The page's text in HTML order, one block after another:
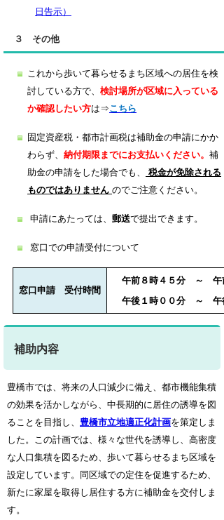
日告示）
３ その他
これから歩いて暮らせるまち区域への居住を検
討している方で、 検討場所が区域に入っている
か確認したい方は⇒こち ら
固定資産税・都市計画税は補助金の申請にかか
わらず、 納付期限までにお支払いください。 補
助金の申請をした場合でも、
税金が免除される
ものではありません のでご注意ください。
申請にあたっては、 郵送で提出できます。
窓口での申請受付について
窓口申請 受付時間
午前８時４５分 ～ 午
午後１時００分 ～ 午
補助内容
豊橋市では、将来の人口減少に備え、都市機能集積
の効果を活かしながら、中長期的に居住の誘導を図
ることを目指し、 豊橋市立地適正化計画を策定しま
した。この計画では、様々な世代を誘導し、高密度
な人口集積を図るため、歩いて暮らせるまち区域を
設定しています。同区域での定住を促進するため、
新たに家屋を取得し居住する方に補助金を交付しま
す。